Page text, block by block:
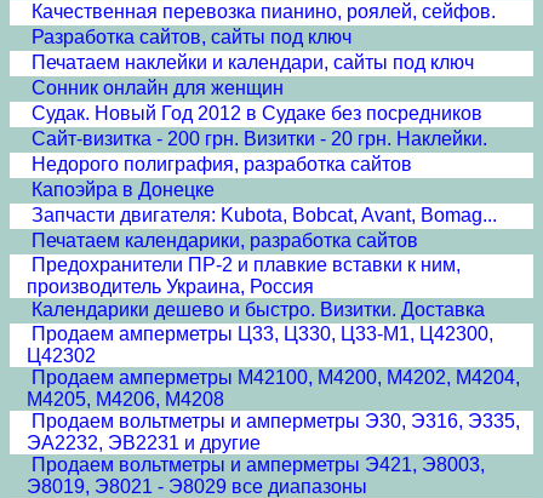
Качественная перевозка пианино, роялей, сейфов.
Разработка сайтов, сайты под ключ
Печатаем наклейки и календари, сайты под ключ
Сонник онлайн для женщин
Судак. Новый Год 2012 в Судаке без посредников
Сайт-визитка - 200 грн. Визитки - 20 грн. Наклейки.
Недорого полиграфия, разработка сайтов
Капоэйра в Донецке
Запчасти двигателя: Kubota, Bobcat, Avant, Bomag...
Печатаем календарики, разработка сайтов
Предохранители ПР-2 и плавкие вставки к ним,
производитель Украина, Россия
Календарики дешево и быстро. Визитки. Доставка
Продаем амперметры Ц33, Ц330, Ц33-М1, Ц42300,
Ц42302
Продаем амперметры М42100, М4200, М4202, М4204,
М4205, М4206, М4208
Продаем вольтметры и амперметры Э30, Э316, Э335,
ЭА2232, ЭВ2231 и другие
Продаем вольтметры и амперметры Э421, Э8003,
Э8019, Э8021 - Э8029 все диапазоны